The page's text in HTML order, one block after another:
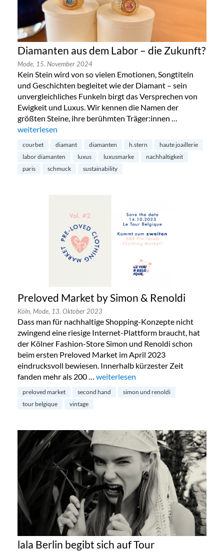
Diamanten aus dem Labor – die Zukunft?
Mode, 15. November 2024
Kein Stein wird von so vielen Emotionen, Songtiteln
und Geschichten begleitet wie der Diamant – sein
unvergleichliches Funkeln birgt das Versprechen von
Ewigkeit und Luxus. Wir kennen die Namen der
größten Steine, ihre berühmten Träger:innen …
„Diamanten aus dem Labor – die Zukunft?“
weiterlesen
courbet diamant diamanten h.stern
haute joaillerie
labor diamanten
luxus luxusmarke
nachhaltigkeit
paris
schmuck sustainability
Preloved Market by Simon & Renoldi
Köln, Mode, 13. Oktober 2023
Dass man für nachhaltige Shopping-Konzepte nicht
zwingend eine riesige Internet-Plattform braucht, hat
der Kölner Fashion-Store Simon und Renoldi schon
beim ersten Preloved Market im April 2023
eindrucksvoll bewiesen. Innerhalb kürzester Zeit
fanden mehr als 200 … „Preloved Market by Simon &
weiterlesen
preloved market second hand
simon und renoldi
tour belgique
vintage
lala Berlin begibt sich auf Tour